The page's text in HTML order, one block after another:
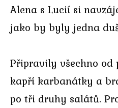
Alena s Lucií si
jako by byly jedna
Připravily všechno od
kapří karbanátky a
po tři druhy salátů.